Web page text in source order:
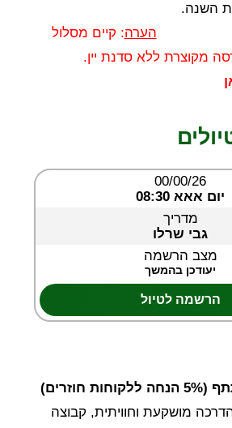
עונות השנה.
הערה: קיים מסלול
מקוצרת ללא סדנת יין.
00/00/26
יום אאא 08:30
מדריך
גבי שרלו
מצב הרשמה
יעודכן בהמשך
הרשמה לטיול
חוזרים)
מושקעת וחוויתית, קבוצה